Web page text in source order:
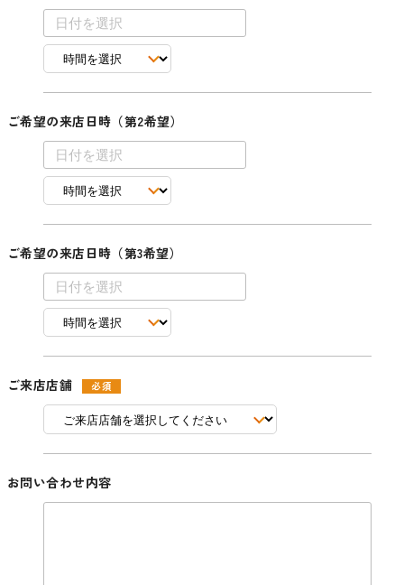
ご希望の来店日時（第2希望）
ご希望の来店日時（第3希望）
ご来店店舗
お問い合わせ内容